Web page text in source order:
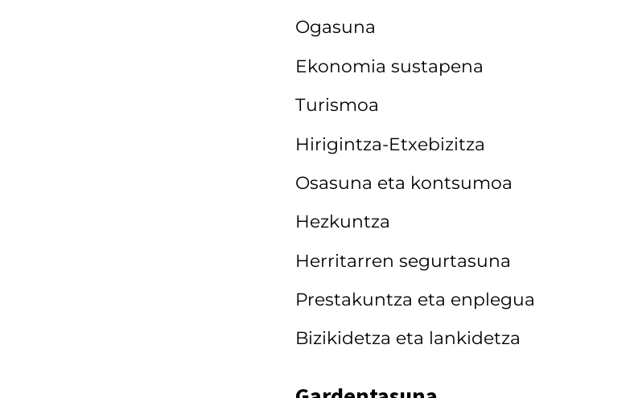
Ogasuna
Ekonomia sustapena
Turismoa
Hirigintza-Etxebizitza
Osasuna eta kontsumoa
Hezkuntza
Herritarren segurtasuna
Prestakuntza eta enplegua
Bizikidetza eta lankidetza